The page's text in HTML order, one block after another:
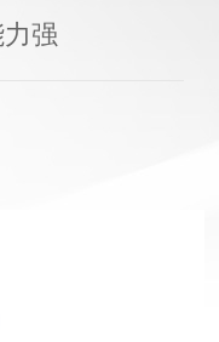
强